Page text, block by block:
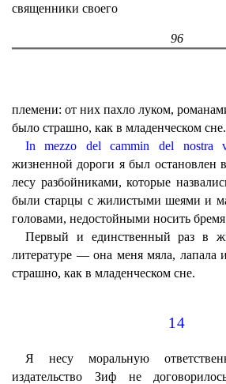
священники своего
96
племени: от них пахло луком,
было страшно, как в младенческом сне.
In mezzo del cammin del nostra
жизненной дороги я был остановлен
лесу разбойниками, которые
были старцы с жилистыми шеями и
головами, недостойными носить бремя
Первый и единственный раз в
литературе — она меня мяла, лапала
страшно, как в младенческом сне.
14
Я несу моральную
издательство Зиф не